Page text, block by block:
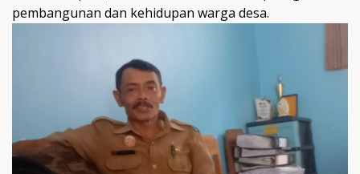
pembangunan dan kehidupan warga desa.